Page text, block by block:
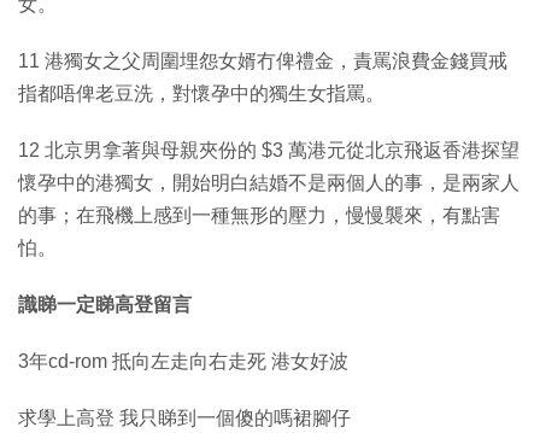
11 港獨女之父周圍埋怨女婿冇俾禮金，責罵浪費金錢買戒
指都唔俾老豆洗，對懷孕中的獨生女指罵。
12 北京男拿著與母親夾份的 $3 萬港元從北京飛返香港探望
懷孕中的港獨女，開始明白結婚不是兩個人的事，是兩家人
的事；在飛機上感到一種無形的壓力，慢慢襲來，有點害
怕。
識睇一定睇高登留言
3年cd-rom 抵向左走向右走死 港女好波
求學上高登 我只睇到一個傻的嗎裙腳仔